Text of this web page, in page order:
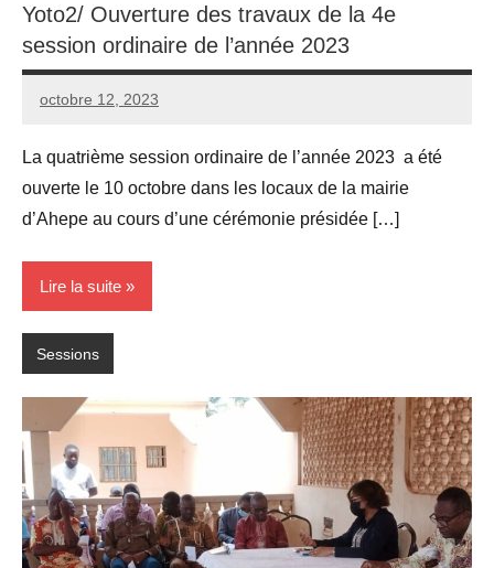
Yoto2/ Ouverture des travaux de la 4e
session ordinaire de l’année 2023
octobre 12, 2023
Yoto
Aucun
La quatrième session ordinaire de l’année 2023 a été
ouverte le 10 octobre dans les locaux de la mairie
d’Ahepe au cours d’une cérémonie présidée […]
Lire la suite
Sessions